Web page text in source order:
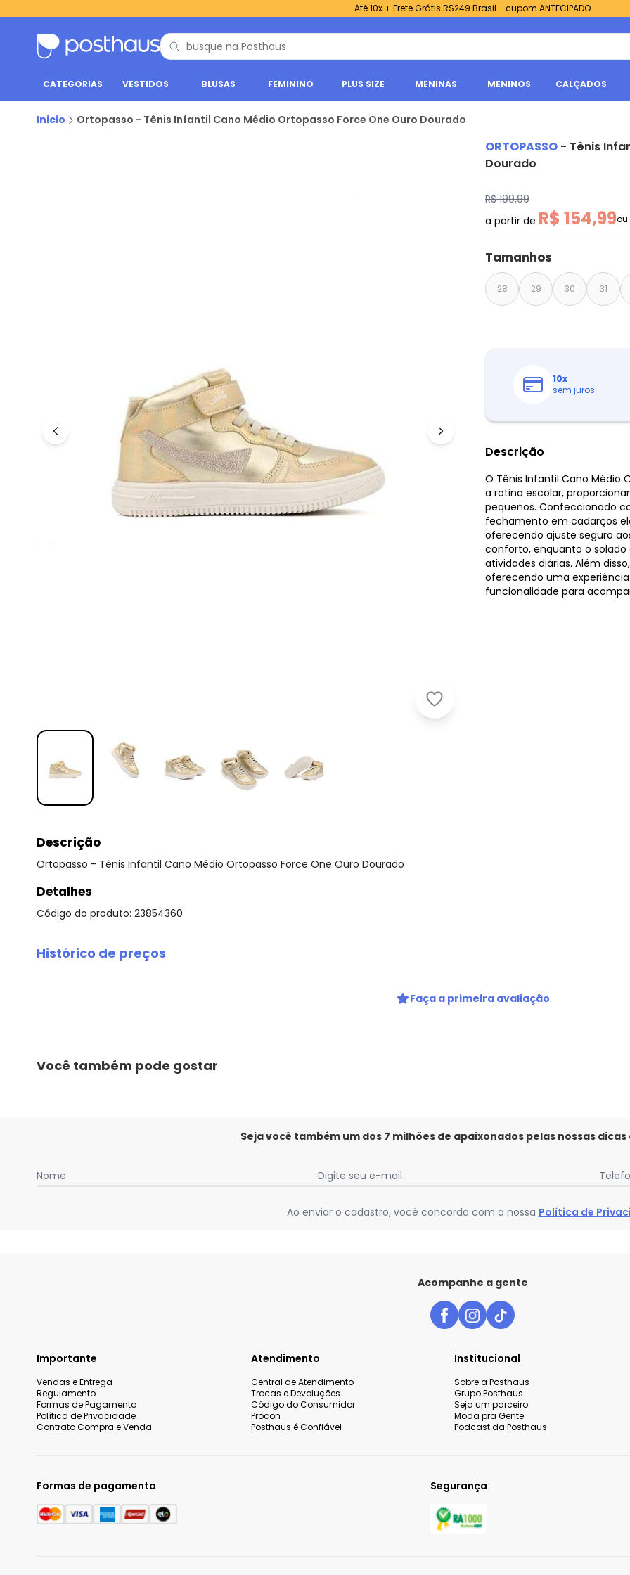
Até 10x + Frete Grátis R$249 Brasil - cupom ANTECIPADO
CATEGORIAS VESTIDOS BLUSAS FEMININO PLUS SIZE MENINAS MENINOS CALÇADOS
Inicio Ortopasso - Tênis Infantil Cano Médio Ortopasso Force One Ouro Dourado
Ortopasso - Tênis Infantil Cano
ORTOPASSO - Tênis
Dourado
R$ 199,99
a partir de R$ 154,99ou
Tamanhos
28 29 30 31
10x
sem juros
Descrição
O Tênis Infantil Cano Médio
a rotina escolar,
pequenos. Confeccionado
fechamento em cadarços
oferecendo ajuste seguro
conforto, enquanto o
atividades diárias. Além
oferecendo uma
funcionalidade para
Descrição
Ortopasso - Tênis Infantil Cano Médio Ortopasso Force One Ouro Dourado
Detalhes
Código do produto: 23854360
Histórico de preços
abril/2026
Faça a primeira avaliação
Você também pode gostar
Seja você também um dos 7 milhões de apaixonados pelas nossas
Nome Digite seu e-mail
Ao enviar o cadastro, você concorda com a nossa Política de
Acompanhe a gente
Importante
Vendas e Entrega
Regulamento
Formas de Pagamento
Política de Privacidade
Contrato Compra e Venda
Atendimento
Central de Atendimento
Trocas e Devoluções
Código do Consumidor
Procon
Posthaus é Confiável
Institucional
Sobre a Posthaus
Grupo Posthaus
Seja um parceiro
Moda pra Gente
Podcast da Posthaus
Formas de pagamento Segurança